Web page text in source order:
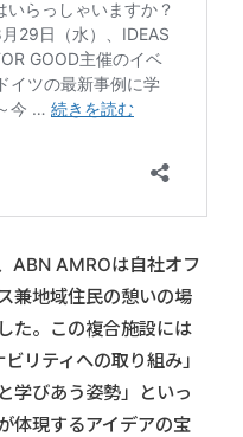
ABN AMROは自社オフ
兼地域住民の憩いの場
た。この複合施設には
リティへの取り組み」
学びあう姿勢」といっ
体現するアイデアの宝